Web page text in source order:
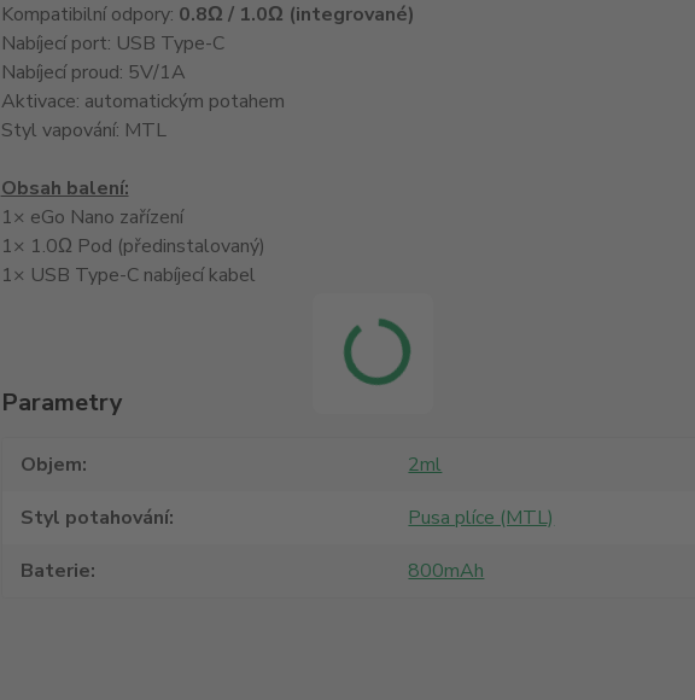
Kompatibilní odpory: 0.8Ω / 1.0Ω (integrované)
Nabíjecí port: USB Type-C
Nabíjecí proud: 5V/1A
Aktivace: automatickým potahem
Styl vapování: MTL
Obsah balení:
1× eGo Nano zařízení
1× 1.0Ω Pod (předinstalovaný)
1× USB Type-C nabíjecí kabel
Parametry
Objem
2ml
Styl potahování
Pusa plíce (MTL)
Baterie
800mAh